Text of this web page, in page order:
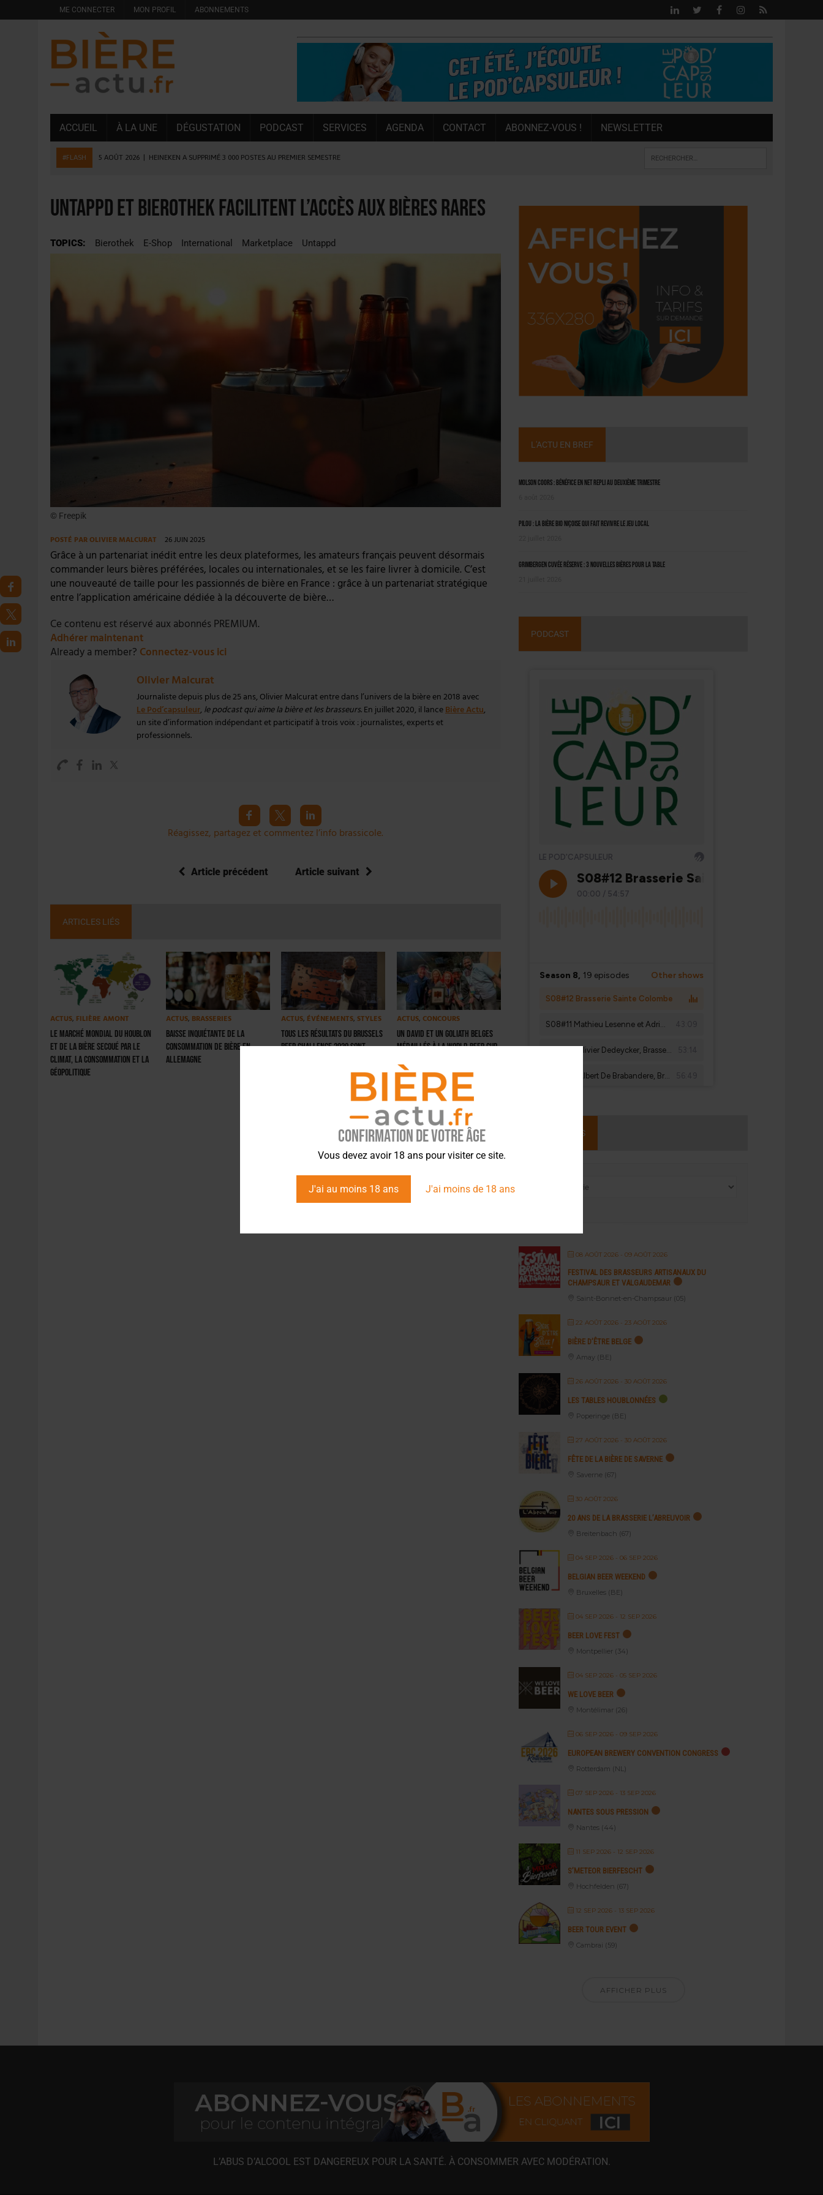
Confirmation de votre âge
Vous devez avoir 18 ans pour visiter ce site.
J'ai au moins 18 ans J'ai moins de 18 ans
ME CONNECTER MON PROFIL ABONNEMENTS
ACCUEIL À LA UNE DÉGUSTATION PODCAST SERVICES AGENDA CONTACT ABONNEZ-VOUS ! NEWSLETTER
#FLASH 5 AOÛT 2026 HEINEKEN A SUPPRIMÉ 3 000 POSTES AU PREMIER SEMESTRE
4 AOÛT 2026 | DESPERADOS AVENIDA : 3 INNOVATIONS LATINES DE L’ÉTÉ
4 AOÛT 2026 | LA GÉNÉRATION Z ET LA MODÉRATION RÉINVENTENT LE MARCHÉ [ÉTUDE]
3 AOÛT 2026 CONSOMMATION : LA VISION DU GROUPE ANTHONY MARTIN
JUIN EN CHR : LA BIÈRE RESTE EN TÊTE, POURSUIVIE PAR LES NO/LOW [ÉTUDE]
Untappd et Bierothek facilitent l’accès aux bières rares
TOPICS: Bierothek E-Shop International Marketplace Untappd
© Freepik
POSTÉ PAROLIVIER MALCURAT 26 JUIN 2025
Grâce à un partenariat inédit entre les deux plateformes, les amateurs français peuvent désormais
commander leurs bières préférées, locales ou internationales, et se les faire livrer à domicile. C’est
une nouveauté de taille pour les passionnés de bière en France : grâce à un partenariat stratégique
entre l’application américaine dédiée à la découverte de bière…
Ce contenu est réservé aux abonnés PREMIUM.
Adhérer maintenant
Already a member? Connectez-vous ici
Olivier Malcurat
Journaliste depuis plus de 25 ans, Olivier Malcurat entre dans l’univers de la bière en 2018 avec
Le Pod’capsuleur, le podcast qui aime la bière et les brasseurs. En juillet 2020, il lance Bière Actu,
un site d’information indépendant et participatif à trois voix : journalistes, experts et
professionnels.
Réagissez, partagez et commentez l’info brassicole.
Article précédent Article suivant
ARTICLES LIÉS
ACTUS, FILIÈRE AMONT
Le marché mondial du houblon
et de la bière secoué par le
climat, la consommation et la
géopolitique
ACTUS, BRASSERIES
Baisse inquiétante de la
consommation de bière en
Allemagne
ACTUS, ÉVÉNEMENTS,STYLES
Tous les résultats du Brussels
Beer Challenge 2020 sont
ACTUS, CONCOURS
Un David et un Goliath belges
médaillés à la World Beer Cup
L'ACTU EN BREF
Molson Coors : bénéfice en net repli au deuxième trimestre
Pilou : la bière bio niçoise qui fait revivre le jeu local
Grimbergen Cuvée Réserve : 3 nouvelles bières pour la table
PODCAST
ÉVÉNEMENTS
08 AOÛT 2026 - 09 AOÛT 2026
FESTIVAL DES BRASSEURS ARTISANAUX DU
CHAMPSAUR ET VALGAUDEMAR
Saint-Bonnet-en-Champsaur (05)
22 AOÛT 2026 - 23 AOÛT 2026
BIÈRE D’ÊTRE BELGE
Amay (BE)
26 AOÛT 2026 - 30 AOÛT 2026
LES TABLES HOUBLONNÉES
Poperinge (BE)
27 AOÛT 2026 - 30 AOÛT 2026
FÊTE DE LA BIÈRE DE SAVERNE
Saverne (67)
30 AOÛT 2026
20 ANS DE LA BRASSERIE L’ABREUVOIR
Breitenbach (67)
04 SEP 2026 - 06 SEP 2026
BELGIAN BEER WEEKEND
Bruxelles (BE)
04 SEP 2026 - 12 SEP 2026
BEER LOVE FEST
Montpellier (34)
04 SEP 2026 - 05 SEP 2026
WE LOVE BEER
Montélimar (26)
06 SEP 2026 - 09 SEP 2026
EUROPEAN BREWERY CONVENTION CONGRESS
Rotterdam (NL)
07 SEP 2026 - 13 SEP 2026
NANTES SOUS PRESSION
Nantes (44)
11 SEP 2026 - 12 SEP 2026
S’METEOR BIERFESCHT
Hochfelden (67)
12 SEP 2026 - 13 SEP 2026
BEER TOUR EVENT
Cambrai (59)
AFFICHER PLUS
L’ABUS D’ALCOOL EST DANGEREUX POUR LA SANTÉ. À CONSOMMER AVEC MODÉRATION.